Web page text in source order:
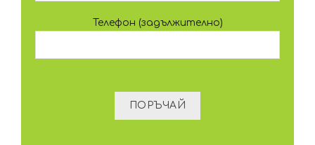
Телефон (задължително)